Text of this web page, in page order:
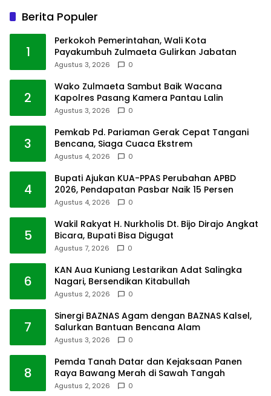
Berita Populer
1
Perkokoh Pemerintahan, Wali Kota
Payakumbuh Zulmaeta Gulirkan Jabatan
Agustus 3, 2026 0
2
Wako Zulmaeta Sambut Baik Wacana
Kapolres Pasang Kamera Pantau Lalin
Agustus 3, 2026 0
3
Pemkab Pd. Pariaman Gerak Cepat Tangani
Bencana, Siaga Cuaca Ekstrem
Agustus 4, 2026 0
4
Bupati Ajukan KUA-PPAS Perubahan APBD
2026, Pendapatan Pasbar Naik 15 Persen
Agustus 4, 2026 0
5
Wakil Rakyat H. Nurkholis Dt. Bijo Dirajo Angkat
Bicara, Bupati Bisa Digugat
Agustus 7, 2026 0
6
KAN Aua Kuniang Lestarikan Adat Salingka
Nagari, Bersendikan Kitabullah
Agustus 2, 2026 0
7
Sinergi BAZNAS Agam dengan BAZNAS Kalsel,
Salurkan Bantuan Bencana Alam
Agustus 3, 2026 0
8
Pemda Tanah Datar dan Kejaksaan Panen
Raya Bawang Merah di Sawah Tangah
Agustus 2, 2026 0